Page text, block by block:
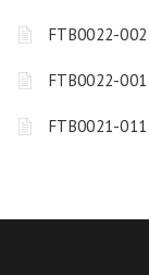
FTB0022-
FTB0022-
FTB0021-